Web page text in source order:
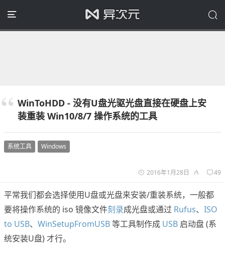
WinToHDD - 没有U盘光驱光盘直接在硬盘上安
装重装 Win10/8/7 操作系统的工具
系统工具 Windows
2016年1月28日 49
平常我们都会选择使用U盘或光盘来安装/重装系统，一般都
要将操作系统的 iso 镜像文件刻录成光盘或通过 Rufus、 ISO
to USB、 WinSetupFromUSB等工具制作成 USB 启动盘 (系
统安装U盘) 才行。